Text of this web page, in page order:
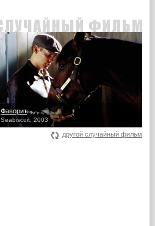
Фаворит
Seabiscuit, 2003
другой случайный фильм